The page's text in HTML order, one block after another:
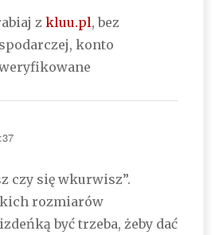
z kluu.pl, bez
konto
czy się wkurwisz”.
rozmiarów
być trzeba, żeby dać